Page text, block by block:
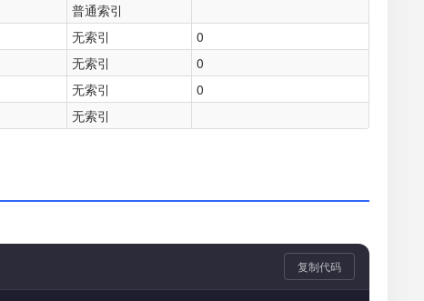
普通索引
无索引
0
无索引
0
无索引
0
无索引
复制代码